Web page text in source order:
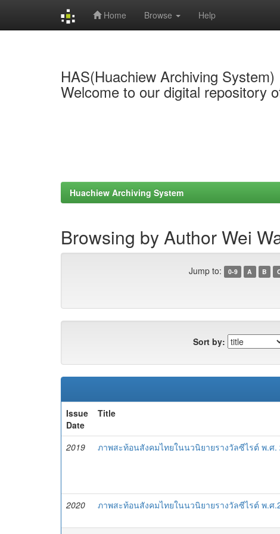
Home Browse Help
HAS(Huachiew Archiving System)
Welcome to our digital repository
Huachiew Archiving System
Browsing by Author Wei
Jump to: 0-9 A B
Sort by:
Issue
Date
Title
2019 ภาพสะท้อนสังคมไทยในนวนิยายรางวัลซีไรต์ พ.ศ.
2020
ภาพสะท้อนสังคมไทยในนวนิยายรางวัลซีไรต์ พ.ศ